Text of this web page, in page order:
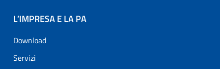
L’IMPRESA E LA PA
Download
Servizi